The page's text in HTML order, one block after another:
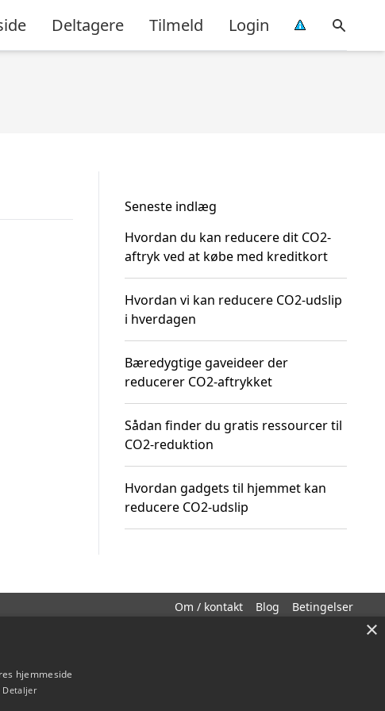
Deltagere Tilmeld Login
Seneste indlæg
Hvordan du kan reducere dit CO2-
aftryk ved at købe med kreditkort
Hvordan vi kan reducere CO2-udslip
i hverdagen
Bæredygtige gaveideer der
reducerer CO2-aftrykket
Sådan finder du gratis ressourcer til
CO2-reduktion
Hvordan gadgets til hjemmet kan
reducere CO2-udslip
Om / kontakt Blog Betingelser
×
hjemmeside
Detaljer